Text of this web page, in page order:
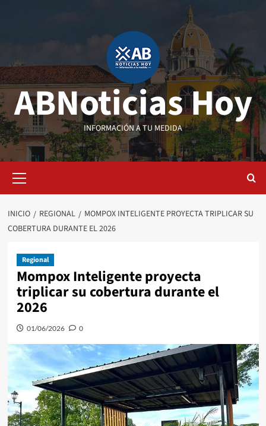
ABNoticias Hoy
INFORMACIÓN A TU MEDIDA
primario
INICIO REGIONAL
MOMPOX INTELIGENTE PROYECTA TRIPLICAR SU
COBERTURA DURANTE EL 2026
Regional
Mompox Inteligente proyecta
triplicar su cobertura durante el
2026
01/06/2026 0